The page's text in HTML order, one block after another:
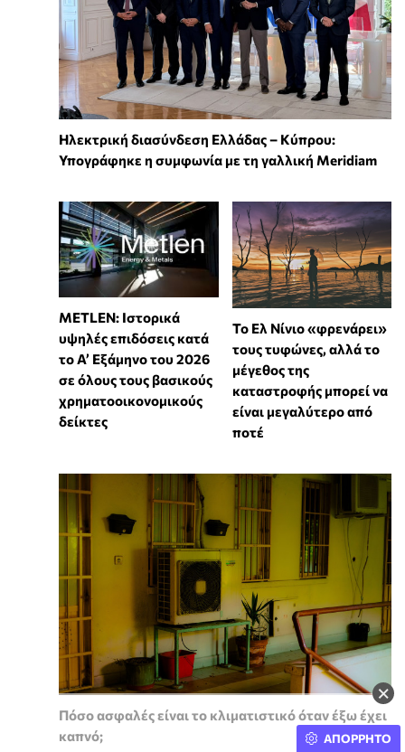
×
Ηλεκτρική διασύνδεση Ελλάδας – Κύπρου:
Υπογράφηκε η συμφωνία με τη γαλλική Meridiam
METLEN: Ιστορικά
υψηλές επιδόσεις κατά
το Α’ Εξάμηνο του 2026
σε όλους τους βασικούς
χρηματοοικονομικούς
δείκτες
Το Ελ Νίνιο «φρενάρει»
τους τυφώνες, αλλά το
μέγεθος της
καταστροφής μπορεί να
είναι μεγαλύτερο από
ποτέ
Πόσο ασφαλές είναι το κλιματιστικό όταν έξω έχει
καπνό;
ΑΠΟΡΡΗΤΟ